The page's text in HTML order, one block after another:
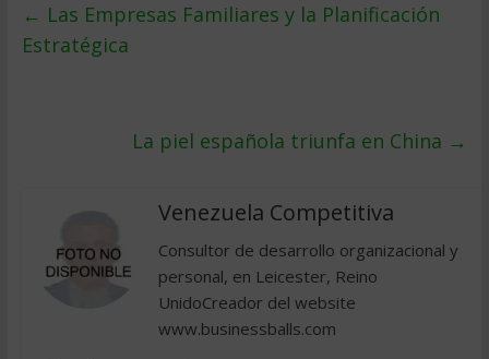
← Las Empresas Familiares y la Planificación
Estratégica
La piel española triunfa en China →
Venezuela Competitiva
Consultor de desarrollo organizacional y
personal, en Leicester, Reino
UnidoCreador del website
www.businessballs.com